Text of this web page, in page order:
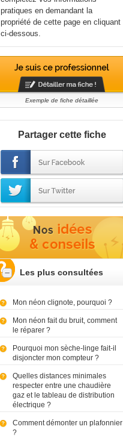
pratiques en demandant la
propriété de cette page en cliquant
ci-dessous.
Exemple de fiche détaillée
Partager cette fiche
Les plus consultées
Mon néon clignote, pourquoi ?
Mon néon fait du bruit, comment
le réparer ?
Pourquoi mon sèche-linge fait-il
disjoncter mon compteur ?
Quelles distances minimales
respecter entre une chaudière
gaz et le tableau de distribution
électrique ?
Comment démonter un plafonnier
?